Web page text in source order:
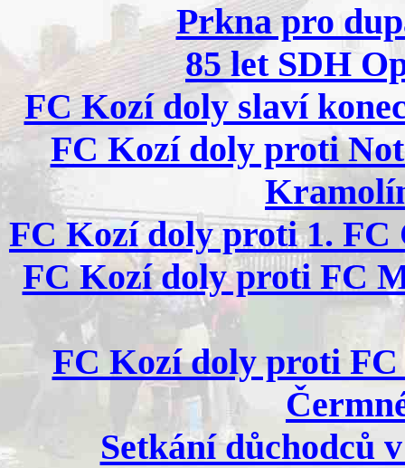
Prkna pro
85 let SDH
FC Kozí doly slaví
FC Kozí doly proti
FC Kozí doly proti 1. FC
FC Kozí doly proti FC
FC Kozí doly proti FC
Setkání důchodců